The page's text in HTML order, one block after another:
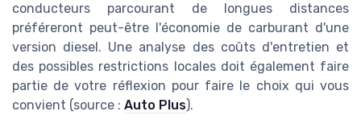
conducteurs parcourant de longues distances
préféreront peut-être l'économie de carburant d'une
version diesel. Une analyse des coûts d'entretien et
des possibles restrictions locales doit également faire
partie de votre réflexion pour faire le choix qui vous
convient (source : Auto Plus).